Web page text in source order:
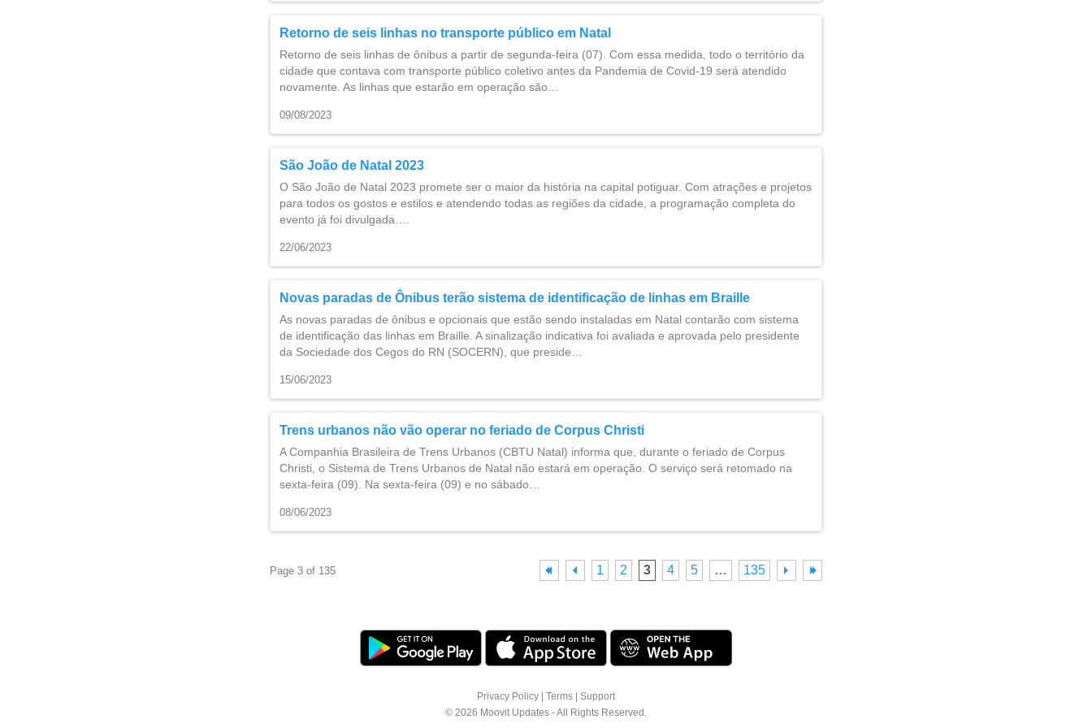
Retorno de seis linhas no transporte público em Natal
Retorno de seis linhas de ônibus a partir de segunda-feira (07). Com essa medida, todo o território da
cidade que contava com transporte público coletivo antes da Pandemia de Covid-19 será atendido
novamente. As linhas que estarão em operação são…
09/08/2023
São João de Natal 2023
O São João de Natal 2023 promete ser o maior da história na capital potiguar. Com atrações e projetos
para todos os gostos e estilos e atendendo todas as regiões da cidade, a programação completa do
evento já foi divulgada….
22/06/2023
Novas paradas de Ônibus terão sistema de identificação de linhas em Braille
As novas paradas de ônibus e opcionais que estão sendo instaladas em Natal contarão com sistema
de identificação das linhas em Braille. A sinalização indicativa foi avaliada e aprovada pelo presidente
da Sociedade dos Cegos do RN (SOCERN), que preside…
15/06/2023
Trens urbanos não vão operar no feriado de Corpus Christi
A Companhia Brasileira de Trens Urbanos (CBTU Natal) informa que, durante o feriado de Corpus
Christi, o Sistema de Trens Urbanos de Natal não estará em operação. O serviço será retomado na
sexta-feira (09). Na sexta-feira (09) e no sábado…
08/06/2023
Page 3 of 135 1 2 3 4 5 … 135
Privacy Policy Terms
Support
© 2026 Moovit Updates - All Rights Reserved.